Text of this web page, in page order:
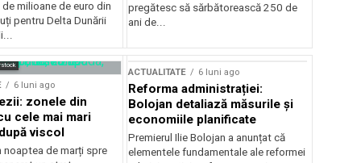
milioane de euro din
pentru Delta Dunării
pregătesc să sărbătorească 250 de
ani de...
6 luni ago
zonele din
cele mai mari
viscol
noaptea de marți spre
ACTUALITATE 6 luni ago
Reforma administrației:
Bolojan detaliază măsurile și
economiile planificate
Premierul Ilie Bolojan a anunțat că
elementele fundamentale ale reformei